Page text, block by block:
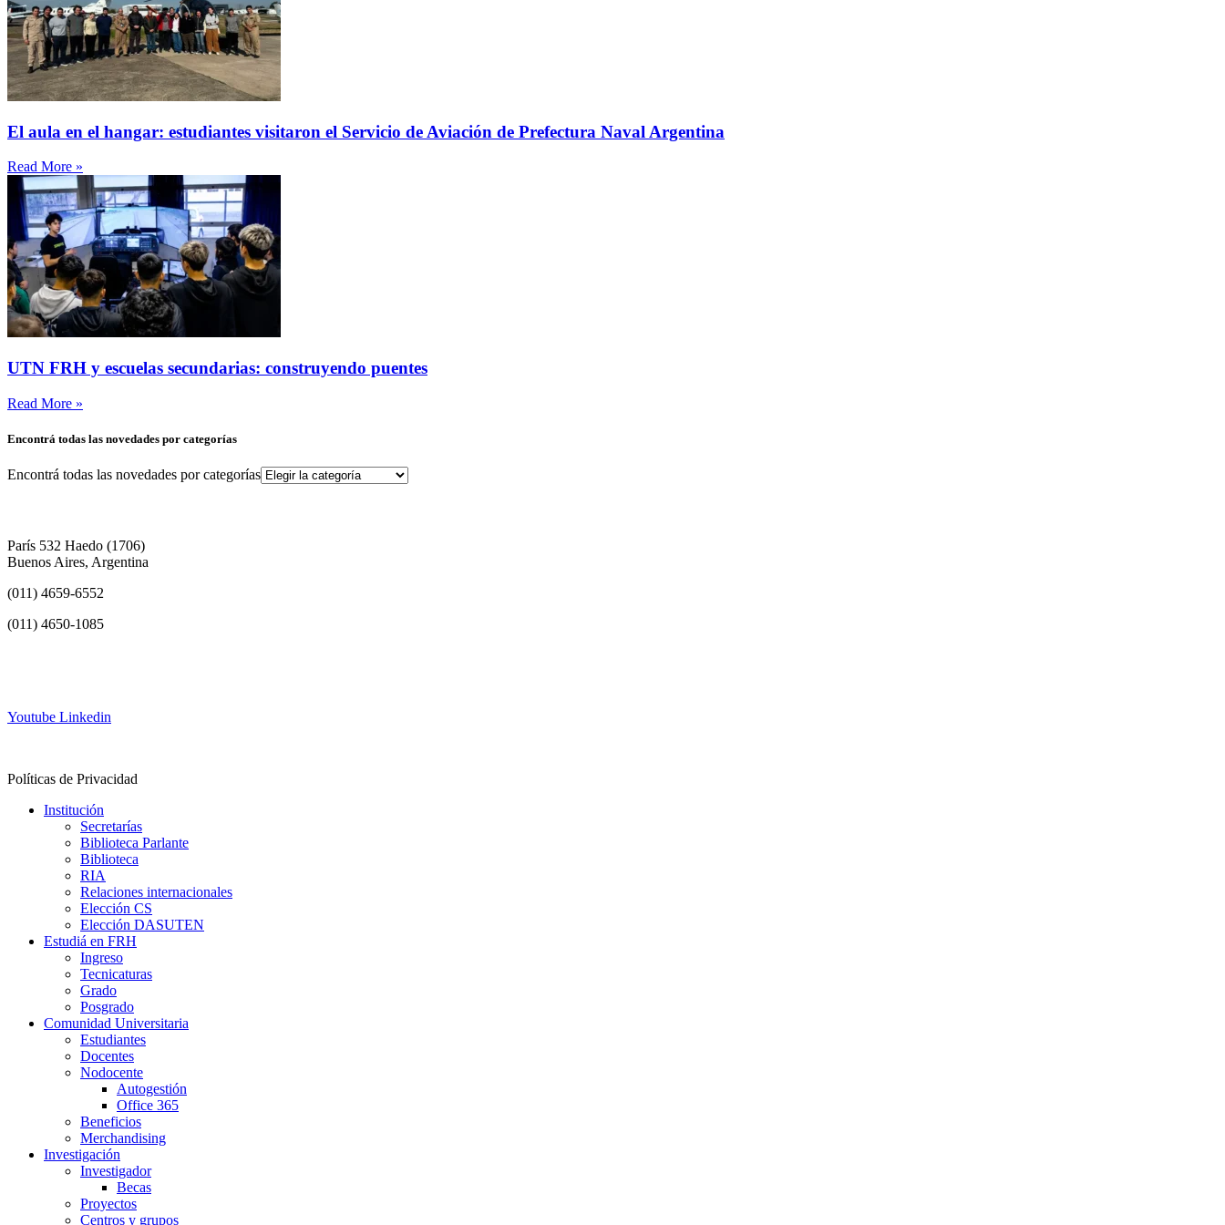
El aula en el hangar: estudiantes visitaron el Servicio de Aviación de Prefectura Naval Argentina
Read More »
UTN FRH y escuelas secundarias: construyendo puentes
Read More »
Encontrá todas las novedades por categorías
Encontrá todas las novedades por categorías
París 532 Haedo (1706)
Buenos Aires, Argentina
(011) 4659-6552
(011) 4650-1085
Youtube Linkedin
Políticas de Privacidad
Institución
Secretarías
Biblioteca Parlante
Biblioteca
RIA
Relaciones internacionales
Elección CS
Elección DASUTEN
Estudiá en FRH
Ingreso
Tecnicaturas
Grado
Posgrado
Comunidad Universitaria
Estudiantes
Docentes
Nodocente
Autogestión
Office 365
Beneficios
Merchandising
Investigación
Investigador
Becas
Proyectos
Centros y grupos